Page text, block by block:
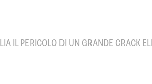
IL PERICOLO DI UN GRANDE CRACK